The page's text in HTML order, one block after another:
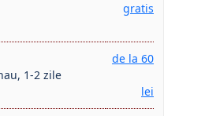
gratis
1-2 zile
de la 60
lei